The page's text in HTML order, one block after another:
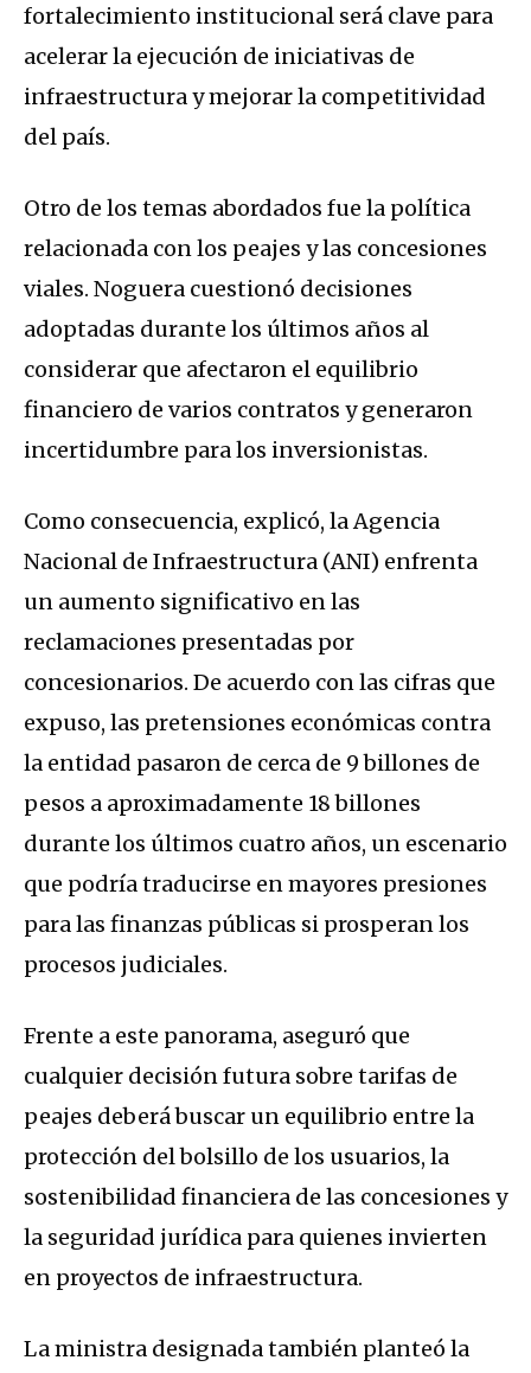
fortalecimiento institucional será clave para
acelerar la ejecución de iniciativas de
infraestructura y mejorar la competitividad
del país.
Otro de los temas abordados fue la política
relacionada con los peajes y las concesiones
viales. Noguera cuestionó decisiones
adoptadas durante los últimos años al
considerar que afectaron el equilibrio
financiero de varios contratos y generaron
incertidumbre para los inversionistas.
Como consecuencia, explicó, la Agencia
Nacional de Infraestructura (ANI) enfrenta
un aumento significativo en las
reclamaciones presentadas por
concesionarios. De acuerdo con las cifras que
expuso, las pretensiones económicas contra
la entidad pasaron de cerca de 9 billones de
pesos a aproximadamente 18 billones
durante los últimos cuatro años, un escenario
que podría traducirse en mayores presiones
para las finanzas públicas si prosperan los
procesos judiciales.
Frente a este panorama, aseguró que
cualquier decisión futura sobre tarifas de
peajes deberá buscar un equilibrio entre la
protección del bolsillo de los usuarios, la
sostenibilidad financiera de las concesiones y
la seguridad jurídica para quienes invierten
en proyectos de infraestructura.
La ministra designada también planteó la